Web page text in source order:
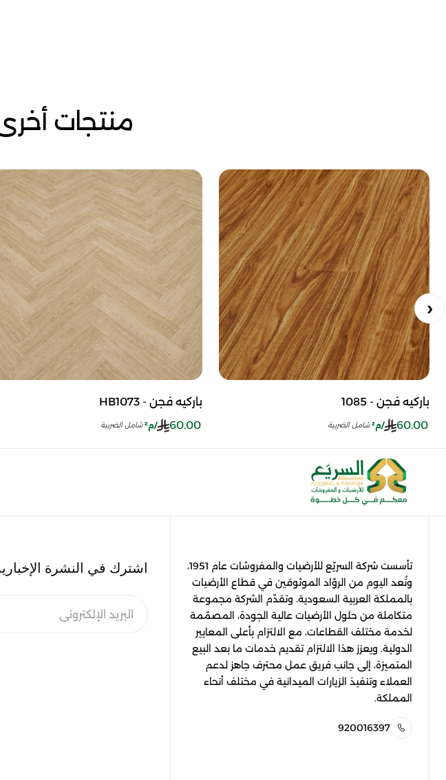
منتجات
باركيه فجن - HB1073
60.00
/م² شامل الضريبة
باركيه فجن - 1085
60.00
/م² شامل الضريبة
تأسست شركة السريّع للأرضيات والمفروشات عام 1951،
وتُعد اليوم من الروّاد الموثوقين في قطاع الأرضيات
بالمملكة العربية السعودية. وتقدّم الشركة مجموعة
متكاملة من حلول الأرضيات عالية الجودة، المصمّمة
لخدمة مختلف القطاعات، مع الالتزام بأعلى المعايير
الدولية. ويعزز هذا الالتزام تقديم خدمات ما بعد البيع
المتميزة، إلى جانب فريق عمل محترف جاهز لدعم
العملاء وتنفيذ الزيارات الميدانية في مختلف أنحاء
المملكة.
920016397
اشترك في النشرة